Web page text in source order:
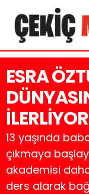
ESRA
13 yaşında
çıkmaya
akademisi
ders alarak